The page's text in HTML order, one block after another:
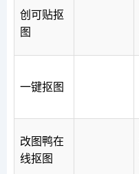
创可贴抠
图
一键抠图
改图鸭在
线抠图